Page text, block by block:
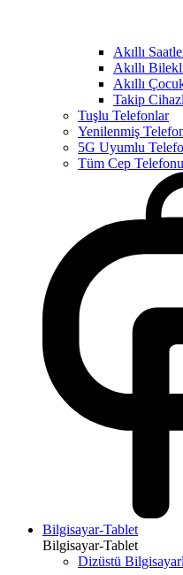
Akıllı
Akıllı
Akıllı
Takip
Tuşlu Telefonlar
Yenilenmiş
5G Uyumlu
Tüm Cep
Bilgisayar-Tablet
Bilgisayar-Tablet
Dizüstü